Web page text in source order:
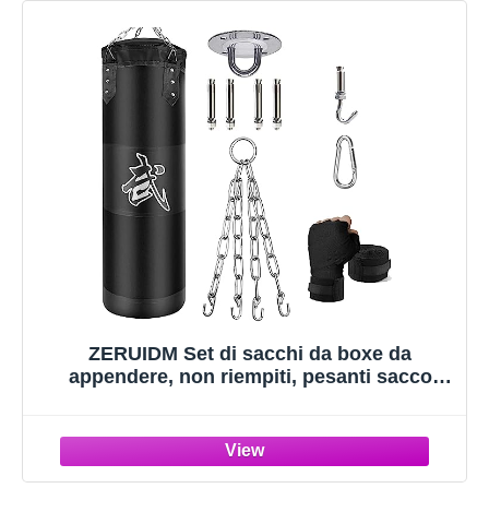
ZERUIDM Set di sacchi da boxe da
appendere, non riempiti, pesanti sacco
per MMA, Muay Thai, Karate, Taekwondo